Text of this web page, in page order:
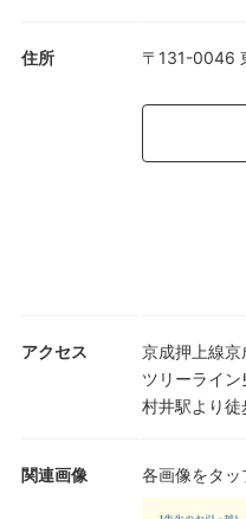
住所 〒131-0046
アクセス
京成押上線京
ツリーライ
村井駅より徒
関連画像 各画像をタ